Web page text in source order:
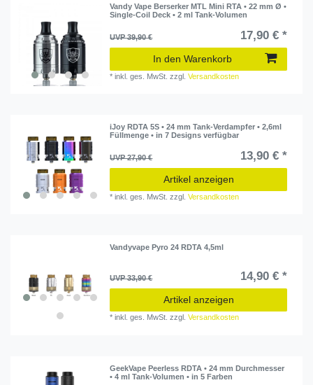
Vandy Vape Berserker MTL Mini RTA • 22 mm Ø •
Single-Coil Deck • 2 ml Tank-Volumen
UVP 39,90 € 17,90 € *
In den Warenkorb
*inkl. ges. MwSt. zzgl.Versandkosten
iJoy RDTA 5S • 24 mm Tank-Verdampfer • 2,6ml
Füllmenge • in 7 Designs verfügbar
UVP 27,90 € 13,90 € *
Artikel anzeigen
*inkl. ges. MwSt. zzgl.Versandkosten
Vandyvape Pyro 24 RDTA 4,5ml
UVP 33,90 € 14,90 € *
Artikel anzeigen
*inkl. ges. MwSt. zzgl.Versandkosten
GeekVape Peerless RDTA • 24 mm Durchmesser
• 4 ml Tank-Volumen • in 5 Farben